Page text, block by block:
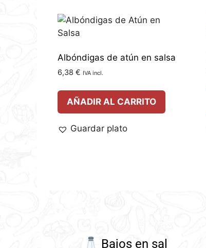
Albóndigas de atún en salsa
6,38 € IVA incl.
AÑADIR AL CARRITO
Guardar plato
Bajos en sal